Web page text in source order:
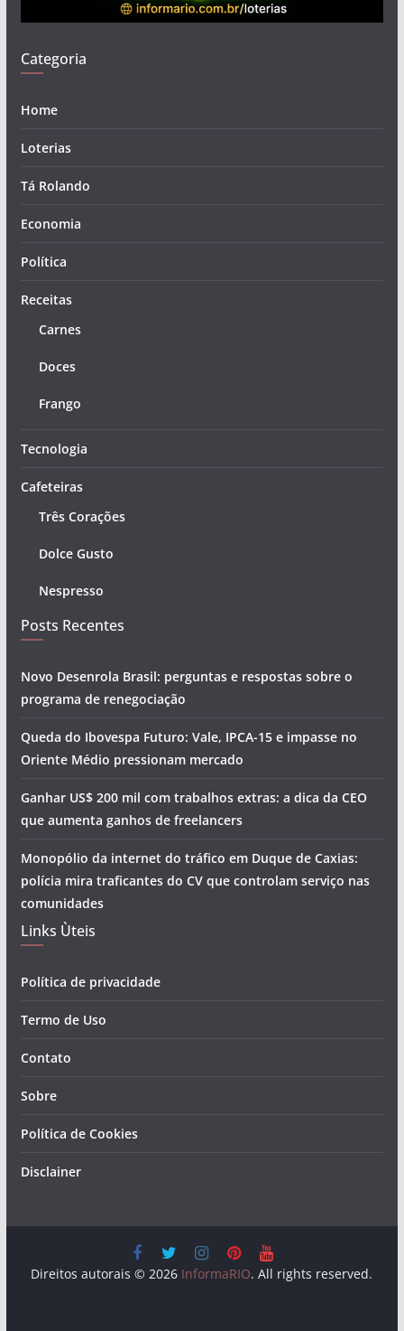
Categoria
Home
Loterias
Tá Rolando
Economia
Política
Receitas
Carnes
Doces
Frango
Tecnologia
Cafeteiras
Três Corações
Dolce Gusto
Nespresso
Posts Recentes
Novo Desenrola Brasil: perguntas e respostas sobre o
programa de renegociação
Queda do Ibovespa Futuro: Vale, IPCA-15 e impasse no
Oriente Médio pressionam mercado
Ganhar US$ 200 mil com trabalhos extras: a dica da CEO
que aumenta ganhos de freelancers
Monopólio da internet do tráfico em Duque de Caxias:
polícia mira traficantes do CV que controlam serviço nas
comunidades
Links Ùteis
Política de privacidade
Termo de Uso
Contato
Sobre
Política de Cookies
Disclainer
Direitos autorais © 2026 InformaRIO. All rights reserved.